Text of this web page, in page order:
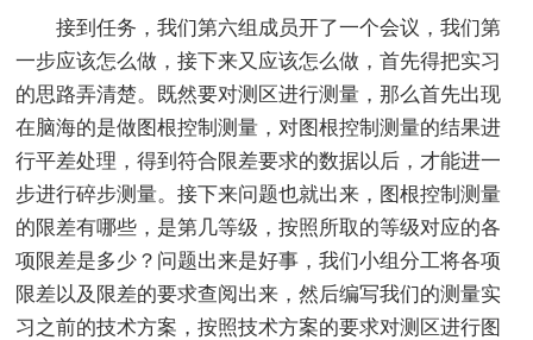
接到任务，我们第六组成员开了一个会议，我们第
一步应该怎么做，接下来又应该怎么做，首先得把实习
的思路弄清楚。既然要对测区进行测量，那么首先出现
在脑海的是做图根控制测量，对图根控制测量的结果进
行平差处理，得到符合限差要求的数据以后，才能进一
步进行碎步测量。接下来问题也就出来，图根控制测量
的限差有哪些，是第几等级，按照所取的等级对应的各
项限差是多少？问题出来是好事，我们小组分工将各项
限差以及限差的要求查阅出来，然后编写我们的测量实
习之前的技术方案，按照技术方案的要求对测区进行图